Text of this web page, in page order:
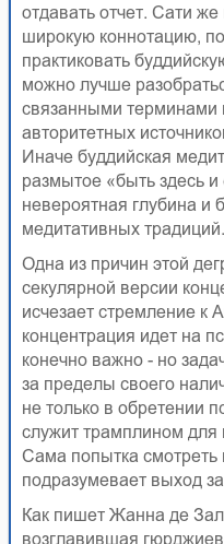
отдавать отчет. Сати
широкую коннотацию,
практиковать
можно лучше
связанными терминами
авторитетных
Иначе буддийская
размытое «быть здесь и
невероятная глубина и
медитативных
Одна из причин этой
секулярной версии
исчезает стремление к
концентрация идет на
конечно важно - но
за пределы своего
не только в обретении
служит трамплином для
Сама попытка смотреть
подразумевает выход
Как пишет Жанна де
возглавившая